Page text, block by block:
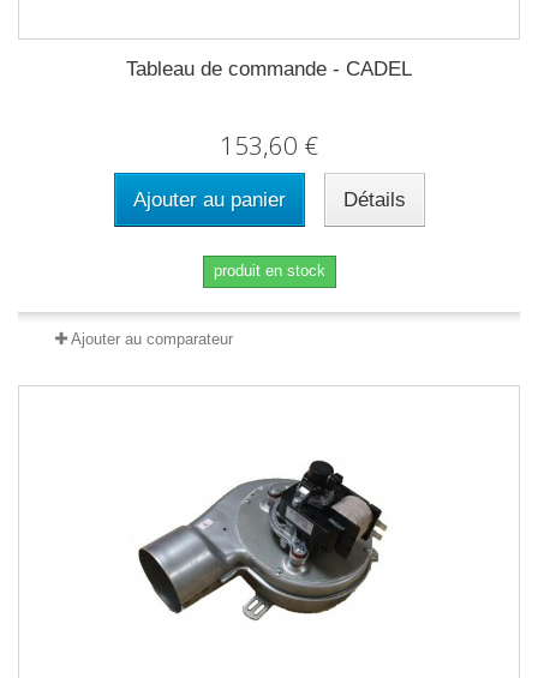
Tableau de commande - CADEL
153,60 €
Ajouter au panier Détails
produit en stock
Ajouter au comparateur